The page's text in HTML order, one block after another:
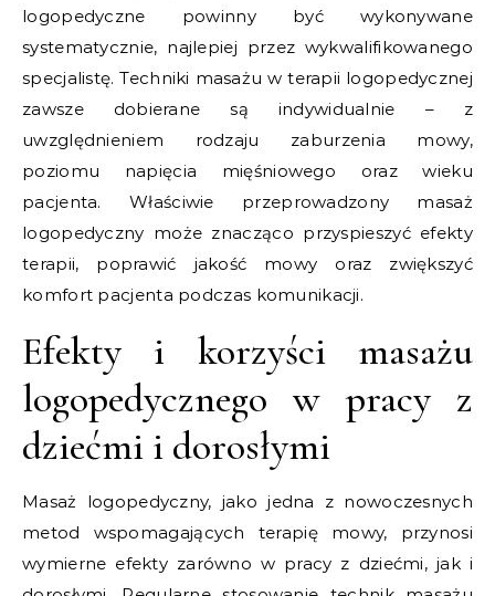
logopedyczne powinny być wykonywane
systematycznie, najlepiej przez wykwalifikowanego
specjalistę. Techniki masażu w terapii logopedycznej
zawsze dobierane są indywidualnie – z
uwzględnieniem rodzaju zaburzenia mowy,
poziomu napięcia mięśniowego oraz wieku
pacjenta. Właściwie przeprowadzony masaż
logopedyczny może znacząco przyspieszyć efekty
terapii, poprawić jakość mowy oraz zwiększyć
komfort pacjenta podczas komunikacji.
Efekty i korzyści masażu
logopedycznego w pracy z
dziećmi i dorosłymi
Masaż logopedyczny, jako jedna z nowoczesnych
metod wspomagających terapię mowy, przynosi
wymierne efekty zarówno w pracy z dziećmi, jak i